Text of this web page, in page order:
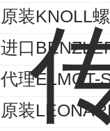
原装KNOLL
进口
代理ELMOT-
原装